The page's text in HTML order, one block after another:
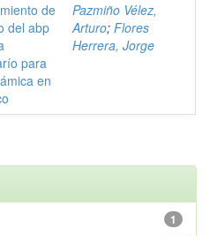
de
del abp
para
en
Pazmiño Vélez,
Arturo; Flores
Herrera, Jorge
1